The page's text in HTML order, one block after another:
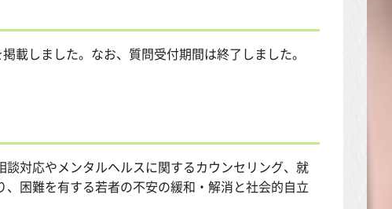
載しました。なお、質問受付期間は終了しました。
対応やメンタルヘルスに関するカウンセリング、就
困難を有する若者の不安の緩和・解消と社会的自立